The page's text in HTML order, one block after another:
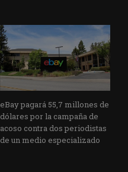
eBay pagará 55,7 millones de
dólares por la campaña de
acoso contra dos periodistas
de un medio especializado